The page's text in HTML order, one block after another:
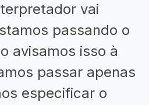
vai
passando o
avisamos isso à
passar apenas
especificar o